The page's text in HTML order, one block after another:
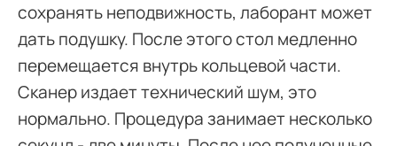
сохранять неподвижность, лаборант может
дать подушку. После этого стол медленно
перемещается внутрь кольцевой части.
Сканер издает технический шум, это
нормально. Процедура занимает несколько